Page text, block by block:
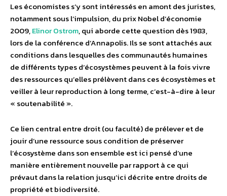
Les économistes s’y sont intéressés en amont des juristes,
notamment sous l’impulsion, du prix Nobel d’économie
2009,Elinor Ostrom, qui aborde cette question dès 1983,
lors de la conférence d’Annapolis. Ils se sont attachés aux
conditions dans lesquelles des communautés humaines
de différents types d’écosystèmes peuvent à la fois vivre
des ressources qu’elles prélèvent dans ces écosystèmes et
veiller à leur reproduction à long terme, c’est-à-dire à leur
« soutenabilité ».
Ce lien central entre droit (ou faculté) de prélever et de
jouir d’une ressource sous condition de préserver
l’écosystème dans son ensemble est ici pensé d’une
manière entièrement nouvelle par rapport à ce qui
prévaut dans la relation jusqu’ici décrite entre droits de
propriété et biodiversité.